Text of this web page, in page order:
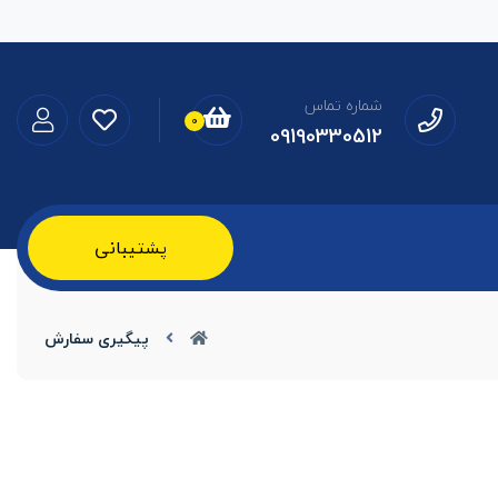
شماره تماس
09190330512
0
پشتیبانی
پیگیری سفارش